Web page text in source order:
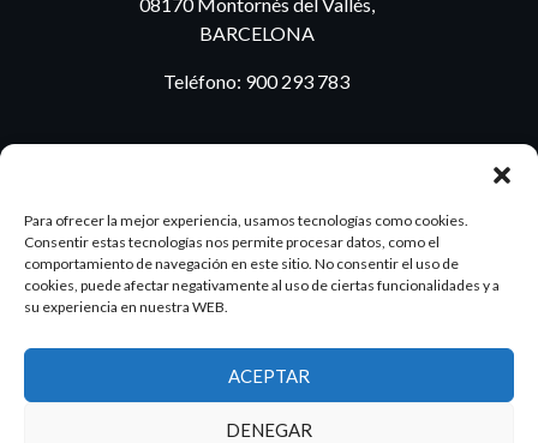
Para ofrecer la mejor experiencia, usamos tecnologías como cookies.
Consentir estas tecnologías nos permite procesar datos, como el
comportamiento de navegación en este sitio. No consentir el uso de
cookies, puede afectar negativamente al uso de ciertas funcionalidades y a
su experiencia en nuestra WEB.
ACEPTAR
DENEGAR
08170 Montornés del Vallés,
BARCELONA
Teléfono: 900 293 783
2026 Dake. Todos los derechos reservados.